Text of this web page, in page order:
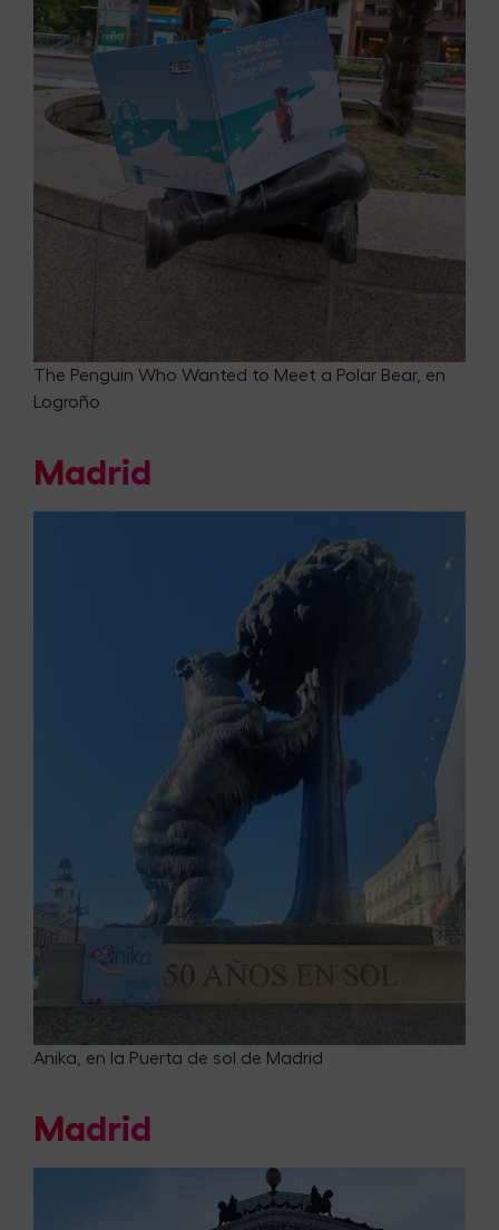
The Penguin Who Wanted to Meet a Polar Bear, en
Logroño
Madrid
Anika, en la Puerta de sol de Madrid
Madrid